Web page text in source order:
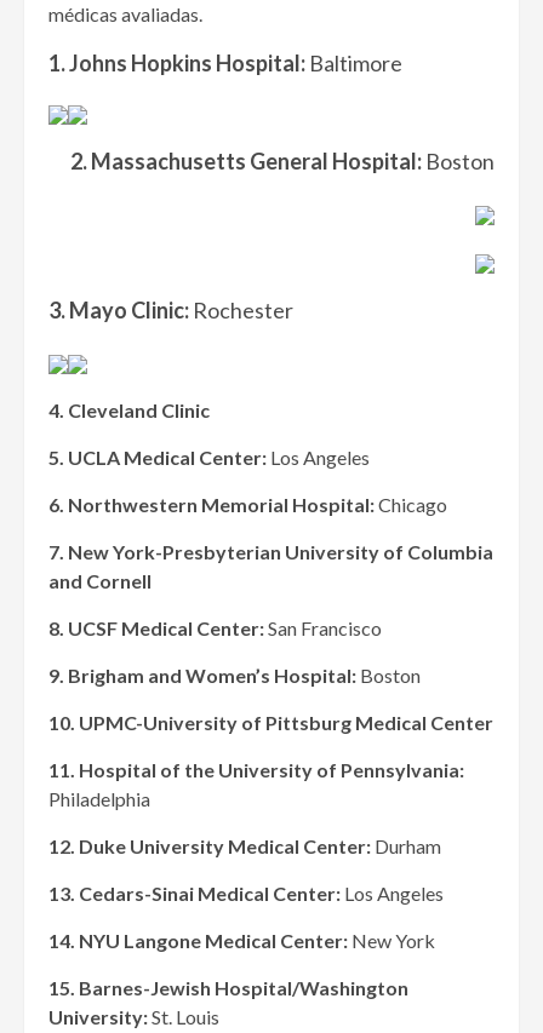
médicas avaliadas.
1.Johns Hopkins Hospital: Baltimore
2.Massachusetts General Hospital: Boston
3.Mayo Clinic: Rochester
4. Cleveland Clinic
5. UCLA Medical Center: Los Angeles
6. Northwestern Memorial Hospital:Chicago
7. New York-Presbyterian University of Columbia
and Cornell
8. UCSF Medical Center:San Francisco
9. Brigham and Women’s Hospital: Boston
10. UPMC-University of Pittsburg Medical Center
11. Hospital of the University of Pennsylvania:
Philadelphia
12. Duke University Medical Center: Durham
13. Cedars-Sinai Medical Center: Los Angeles
14. NYU Langone Medical Center: New York
15. Barnes-Jewish Hospital/Washington
University:St. Louis